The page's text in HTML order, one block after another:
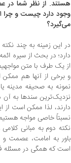
هستند. از نظر شما در
وجود دارد چیست و چرا
می‌گیرد؟
در این زمینه به چند
دارد؛ در بحث از سیره
از یک طرف با متن
و برخی از آنها هم ممکن
نمونه به صحیفه مدینه
نزدیک‌ترین سندها به آن
دارند، لذا ممکن است از
نسبتاً خاصی مواجه
نکته دوم به مبانی
باور به امامت، عصمت و
است که همگی در مسئله